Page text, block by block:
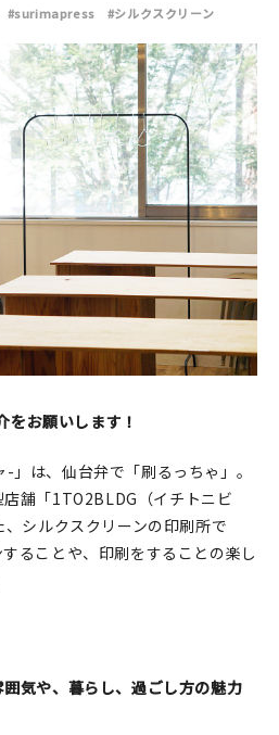
#surimapress #シルクスクリーン
をお願いします！
-」は、仙台弁で「刷るっちゃ」。
舗「1TO2BLDG（イチトニビ
シルクスクリーンの印刷所で
ることや、印刷をすることの楽し
気や、暮らし、過ごし方の魅力